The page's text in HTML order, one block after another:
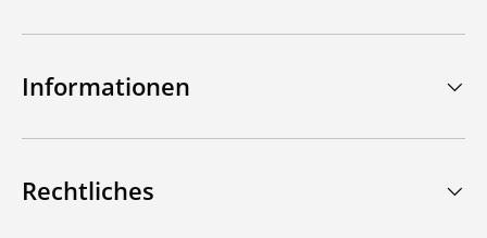
Informationen
Rechtliches